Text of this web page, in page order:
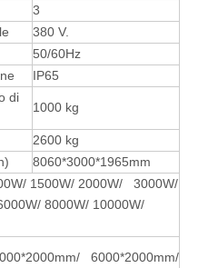
3
380 V.
50/60Hz
IP65
di
1000 kg
2600 kg
8060*3000*1965mm
1500W/ 2000W/ 3000W/
8000W/ 10000W/
6000*2000mm/